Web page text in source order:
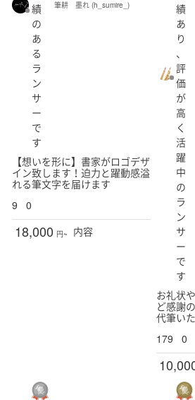
績
の
あ
る
ラ
ン
サ
ー
で
す
筆耕 墨れ (h_sumire_)
【想いを形に】書家がロゴデザ
イン致します！迫力と躍動感溢
れる筆文字を届けます
9
0
18,000 円~ 内容
績
あ
り
、
評
価
が
高
く
活
躍
中
の
ラ
ン
サ
ー
で
す
お礼状
ど感謝
代筆い
179
0